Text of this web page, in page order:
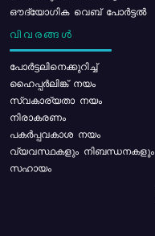
ഔദ്യോഗിക വെബ് പോർട്ടൽ
വിവരങ്ങൾ
പോര്‍ട്ടലിനെക്കുറിച്ച്
ഹൈപ്പർലിങ്ക് നയം
സ്വകാര്യതാ നയം
നിരാകരണം
പകർപ്പവകാശ നയം
വ്യവസ്ഥകളും നിബന്ധനകളും
സഹായം